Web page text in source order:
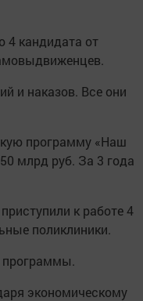
4 кандидата от
и наказов. Все они
программу «Наш
млрд руб. За 3 года
к работе 4
поликлиники.
экономическому